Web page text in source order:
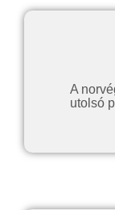
A
utolsó